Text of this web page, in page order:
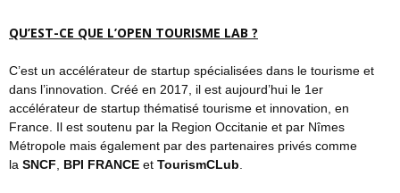
QU’EST-CE QUE L’OPEN TOURISME LAB ?
C’est un accélérateur de startup spécialisées dans le tourisme et
dans l’innovation. Créé en 2017, il est aujourd’hui le 1er
accélérateur de startup thématisé tourisme et innovation, en
France. Il est soutenu par la Region Occitanie et par Nîmes
Métropole mais également par des partenaires privés comme
la SNCF BPI FRANCE et TourismCLub